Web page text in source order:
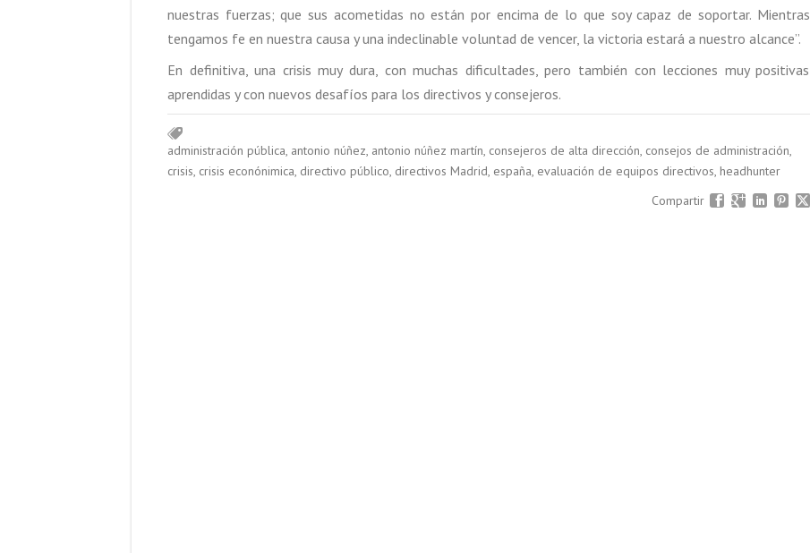
nuestras fuerzas; que sus acometidas no están por encima de lo que soy capaz de soportar. Mientras
tengamos fe en nuestra causa y una indeclinable voluntad de vencer, la victoria estará a nuestro alcance”.
En definitiva, una crisis muy dura, con muchas dificultades, pero también con lecciones muy positivas
aprendidas y con nuevos desafíos para los directivos y consejeros.
administración pública, antonio núñez, antonio núñez martín, consejeros de alta dirección, consejos de administración,
crisis, crisis econónimica, directivo público, directivos Madrid, españa, evaluación de equipos directivos, headhunter
Compartir